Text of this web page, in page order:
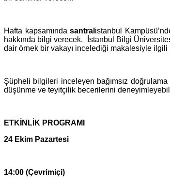
Hafta kapsamında santral istanbul
hakkında bilgi verecek. İstanbul Bilgi
dair örnek bir vakayı incelediği makalesiyle
Şüpheli bilgileri inceleyen bağımsız
düşünme ve teyitçilik becerilerini
ETKİNLİK PROGRAMI
24 Ekim Pazartesi
14:00 (Çevrimiçi)